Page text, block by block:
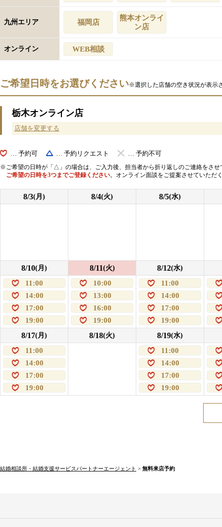
九州エリア 福岡店
熊本オンライ
ン店
オンライン WEB相談
ご希望日時をお選びください※選択した店舗の空き状況が表示
栃木オンライン店
店舗を変更する
… 予約可 … 予約リクエスト … 予約不可
ご希望の日時が「△」の場合は、ご入力後、担当者から折り返しのご連絡をさせ
ご希望の日時を3つまでご登録ください。オンライン面談をご提案させていただ
8/3(月) 8/4(火) 8/5(水)
8/10(月)
11:00
14:00
17:00
19:00
8/11(火)
10:00
13:00
16:00
19:00
8/12(水)
11:00
14:00
17:00
19:00
8/17(月)
11:00
14:00
17:00
19:00
8/18(火) 8/19(水)
11:00
14:00
17:00
19:00
結婚相談所・結婚支援サービスパートナーエージェント > 無料来店予約